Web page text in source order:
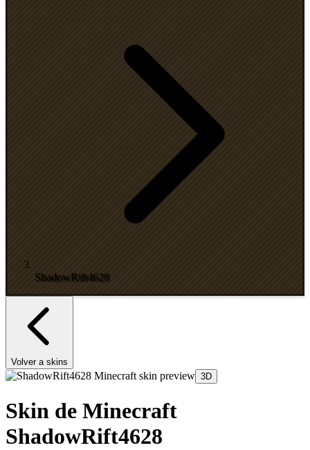
ShadowRift4628
Volver a skins
3D
Skin de Minecraft
ShadowRift4628